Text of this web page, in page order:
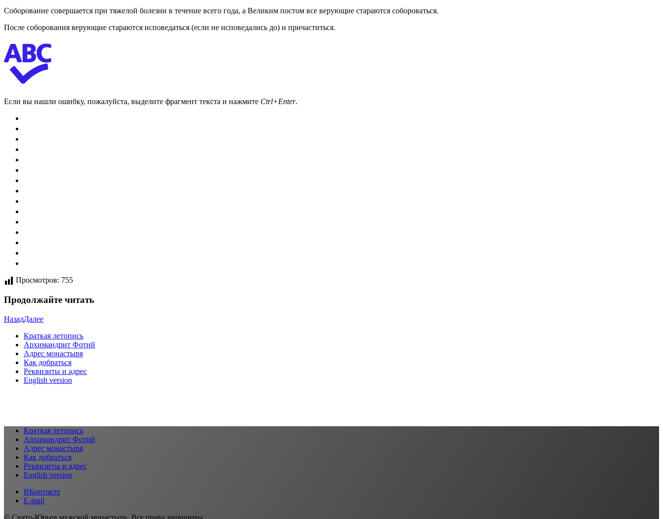
Соборование совершается при тяжелой болезни в течение всего года, а Великим постом все верующие стараются собороваться.
После соборования верующие стараются исповедаться (если не исповедались до) и причаститься.
Если вы нашли ошибку, пожалуйста, выделите фрагмент текста и нажмите Ctrl+Enter.
Просмотров: 755
Продолжайте читать
НазадДалее
Краткая летопись
Архимандрит Фотий
Адрес монастыря
Как добраться
Реквизиты и адрес
English version
Краткая летопись
Архимандрит Фотий
Адрес монастыря
Как добраться
Реквизиты и адрес
English version
ВКонтакте
E-mail